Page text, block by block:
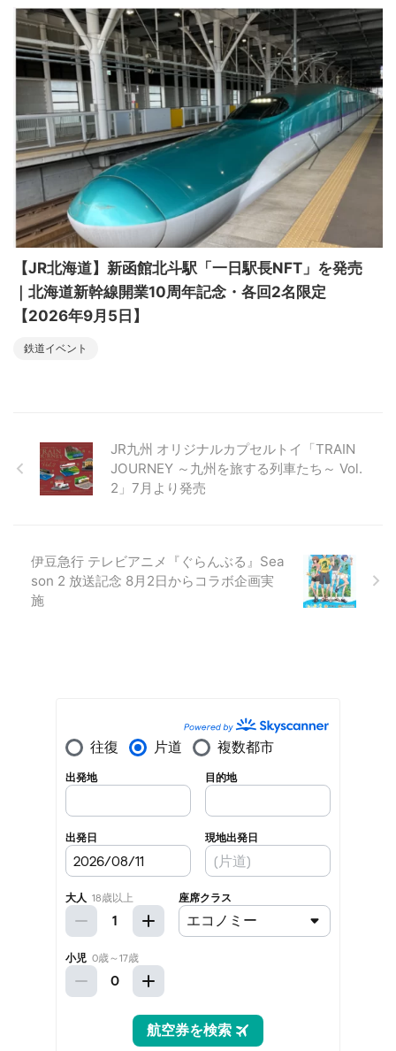
【JR北海道】新函館北斗駅「一日駅長NFT」を発売
｜北海道新幹線開業10周年記念・各回2名限定
【2026年9月5日】
鉄道イベント
JR九州 オリジナルカプセルトイ「TRAIN
JOURNEY ～九州を旅する列車たち～ Vol.
2」7月より発売
伊豆急行 テレビアニメ『ぐらんぶる』Sea
son 2 放送記念 8月2日からコラボ企画実
施